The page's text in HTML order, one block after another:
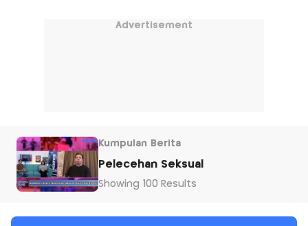
Advertisement
Kumpulan Berita
Pelecehan Seksual
Showing 100 Results